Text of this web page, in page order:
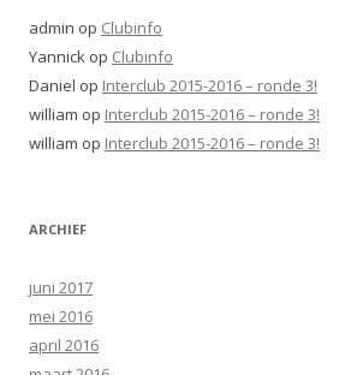
admin op Clubinfo
Yannick op Clubinfo
Daniel op Interclub 2015-2016 – ronde 3!
william op Interclub 2015-2016 – ronde 3!
william op Interclub 2015-2016 – ronde 3!
ARCHIEF
juni 2017
mei 2016
april 2016